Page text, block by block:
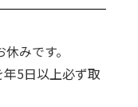
みです。
5日以上必ず取